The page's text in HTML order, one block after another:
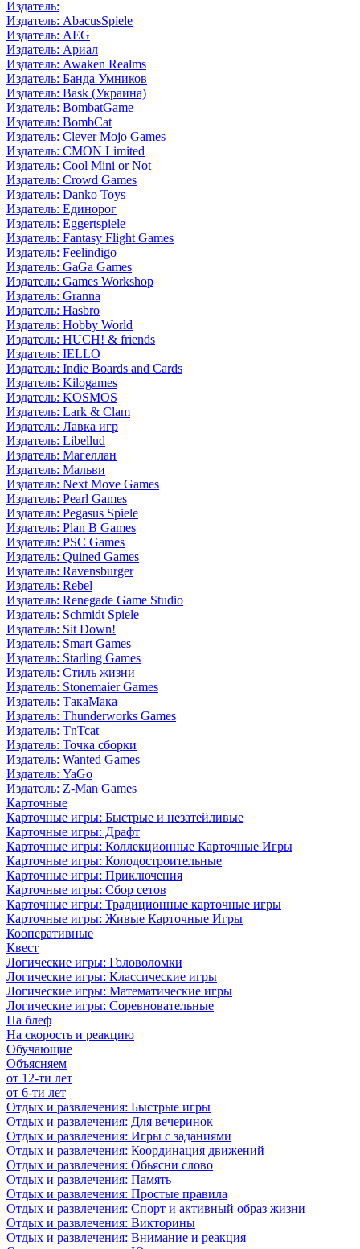
Издатель:
Издатель: AbacusSpiele
Издатель: AEG
Издатель: Ариал
Издатель: Awaken Realms
Издатель: Банда Умников
Издатель: Bask (Украина)
Издатель: BombatGame
Издатель: BombCat
Издатель: Clever Mojo Games
Издатель: CMON Limited
Издатель: Cool Mini or Not
Издатель: Crowd Games
Издатель: Danko Toys
Издатель: Единорог
Издатель: Eggertspiele
Издатель: Fantasy Flight Games
Издатель: Feelindigo
Издатель: GaGa Games
Издатель: Games Workshop
Издатель: Granna
Издатель: Hasbro
Издатель: Hobby World
Издатель: HUCH! & friends
Издатель: IELLO
Издатель: Indie Boards and Cards
Издатель: Kilogames
Издатель: KOSMOS
Издатель: Lark & Clam
Издатель: Лавка игр
Издатель: Libellud
Издатель: Магеллан
Издатель: Мальви
Издатель: Next Move Games
Издатель: Pearl Games
Издатель: Pegasus Spiele
Издатель: Plan B Games
Издатель: PSC Games
Издатель: Quined Games
Издатель: Ravensburger
Издатель: Rebel
Издатель: Renegade Game Studio
Издатель: Schmidt Spiele
Издатель: Sit Down!
Издатель: Smart Games
Издатель: Starling Games
Издатель: Стиль жизни
Издатель: Stonemaier Games
Издатель: ТакаМака
Издатель: Thunderworks Games
Издатель: TnTcat
Издатель: Точка сборки
Издатель: Wanted Games
Издатель: YaGo
Издатель: Z-Man Games
Карточные
Карточные игры: Быстрые и незатейливые
Карточные игры: Драфт
Карточные игры: Коллекционные Карточные Игры
Карточные игры: Колодостроительные
Карточные игры: Приключения
Карточные игры: Сбор сетов
Карточные игры: Традиционные карточные игры
Карточные игры: Живые Карточные Игры
Кооперативные
Квест
Логические игры: Головоломки
Логические игры: Классические игры
Логические игры: Математические игры
Логические игры: Соревновательные
На блеф
На скорость и реакцию
Обучающие
Объясняем
от 12-ти лет
от 6-ти лет
Отдых и развлечения: Быстрые игры
Отдых и развлечения: Для вечеринок
Отдых и развлечения: Игры с заданиями
Отдых и развлечения: Координация движений
Отдых и развлечения: Обьясни слово
Отдых и развлечения: Память
Отдых и развлечения: Простые правила
Отдых и развлечения: Спорт и активный образ жизни
Отдых и развлечения: Викторины
Отдых и развлечения: Внимание и реакция